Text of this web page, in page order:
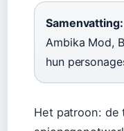
Samenvatting:
Ambika Mod,
hun
Het patroon: de